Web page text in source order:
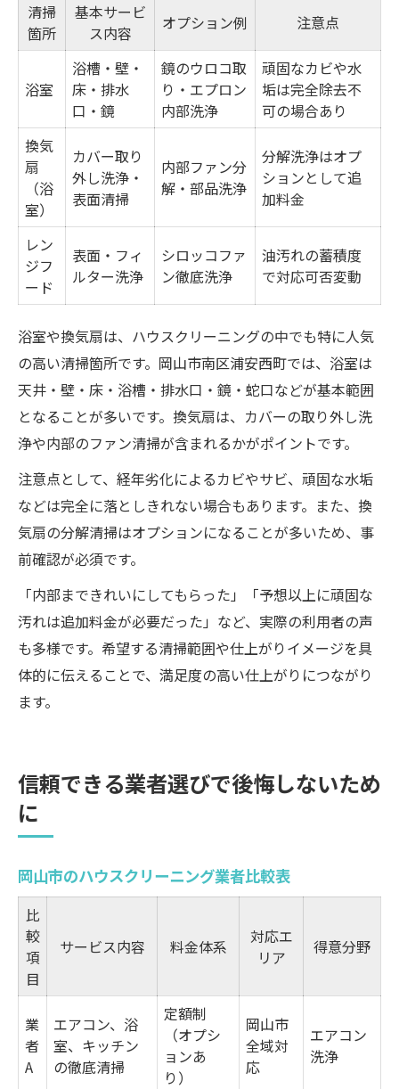
清掃
箇所
基本サービ
ス内容
オプション例 注意点
浴室
浴槽・壁・
床・排水
口・鏡
鏡のウロコ取
り・エプロン
内部洗浄
頑固なカビや水
垢は完全除去不
可の場合あり
換気
扇
（浴
室）
カバー取り
外し洗浄・
表面清掃
内部ファン分
解・部品洗浄
分解洗浄はオプ
ションとして追
加料金
レン
ジフ
ード
表面・フィ
ルター洗浄
シロッコファ
ン徹底洗浄
油汚れの蓄積度
で対応可否変動
浴室や換気扇は、ハウスクリーニングの中でも特に人気
の高い清掃箇所です。岡山市南区浦安西町では、浴室は
天井・壁・床・浴槽・排水口・鏡・蛇口などが基本範囲
となることが多いです。換気扇は、カバーの取り外し洗
浄や内部のファン清掃が含まれるかがポイントです。
注意点として、経年劣化によるカビやサビ、頑固な水垢
などは完全に落としきれない場合もあります。また、換
気扇の分解清掃はオプションになることが多いため、事
前確認が必須です。
「内部まできれいにしてもらった」「予想以上に頑固な
汚れは追加料金が必要だった」など、実際の利用者の声
も多様です。希望する清掃範囲や仕上がりイメージを具
体的に伝えることで、満足度の高い仕上がりにつながり
ます。
信頼できる業者選びで後悔しないため
に
岡山市のハウスクリーニング業者比較表
比
較
項
目
サービス内容 料金体系
対応エ
リア
得意分野
業
者
A
エアコン、浴
室、キッチン
の徹底清掃
定額制
（オプシ
ョンあ
り）
岡山市
全域対
応
エアコン
洗浄